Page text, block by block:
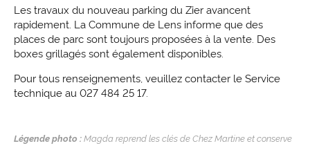
Les travaux du nouveau parking du Zier avancent
rapidement. La Commune de Lens informe que des
places de parc sont toujours proposées à la vente. Des
boxes grillagés sont également disponibles.
Pour tous renseignements, veuillez contacter le Service
technique au 027 484 25 17.
Légende photo : Magda reprend les clés de Chez Martine et conserve